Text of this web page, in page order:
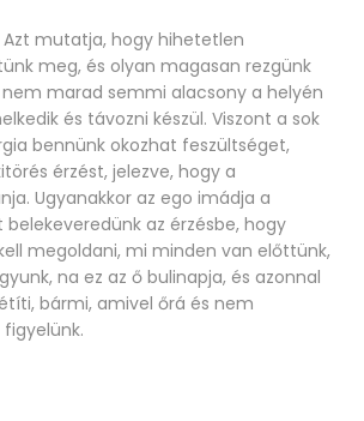
Azt mutatja, hogy hihetetlen
meg, és olyan magasan rezgünk
marad semmi alacsony a helyén
és távozni készül. Viszont a sok
bennünk okozhat feszültséget,
érzést, jelezve, hogy a
Ugyanakkor az ego imádja a
az érzésbe, hogy
megoldani, mi minden van előttünk,
na ez az ő bulinapja, és azonnal
bármi, amivel őrá és nem